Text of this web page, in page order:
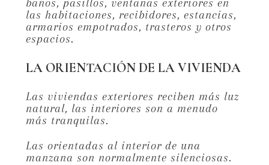
baños, pasillos, ventanas exteriores en
las habitaciones, recibidores, estancias,
armarios empotrados, trasteros y otros
espacios.
LA ORIENTACIÓN DE LA VIVIENDA
Las viviendas exteriores reciben más luz
natural, las interiores son a menudo
más tranquilas.
Las orientadas al interior de una
manzana son normalmente silenciosas.